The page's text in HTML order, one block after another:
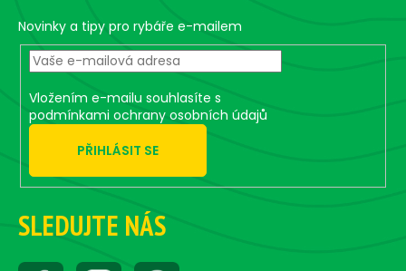
Novinky a tipy pro rybáře e-mailem
Vložením e-mailu souhlasíte s
podmínkami ochrany osobních údajů
PŘIHLÁSIT SE
SLEDUJTE NÁS